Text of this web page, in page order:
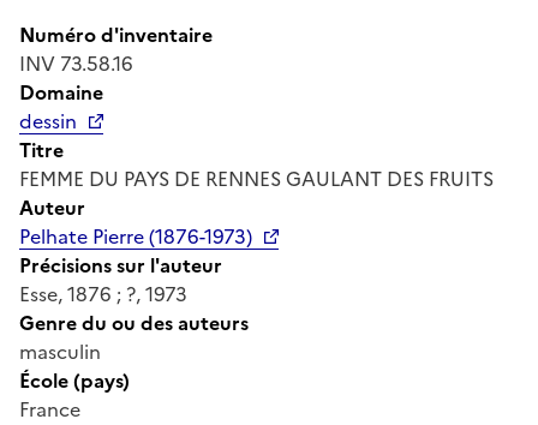
Numéro d'inventaire
INV 73.58.16
Domaine
dessin
Titre
FEMME DU PAYS DE RENNES GAULANT DES FRUITS
Auteur
Pelhate Pierre (1876-1973)
Précisions sur l'auteur
Esse, 1876 ; ?, 1973
Genre du ou des auteurs
masculin
École (pays)
France